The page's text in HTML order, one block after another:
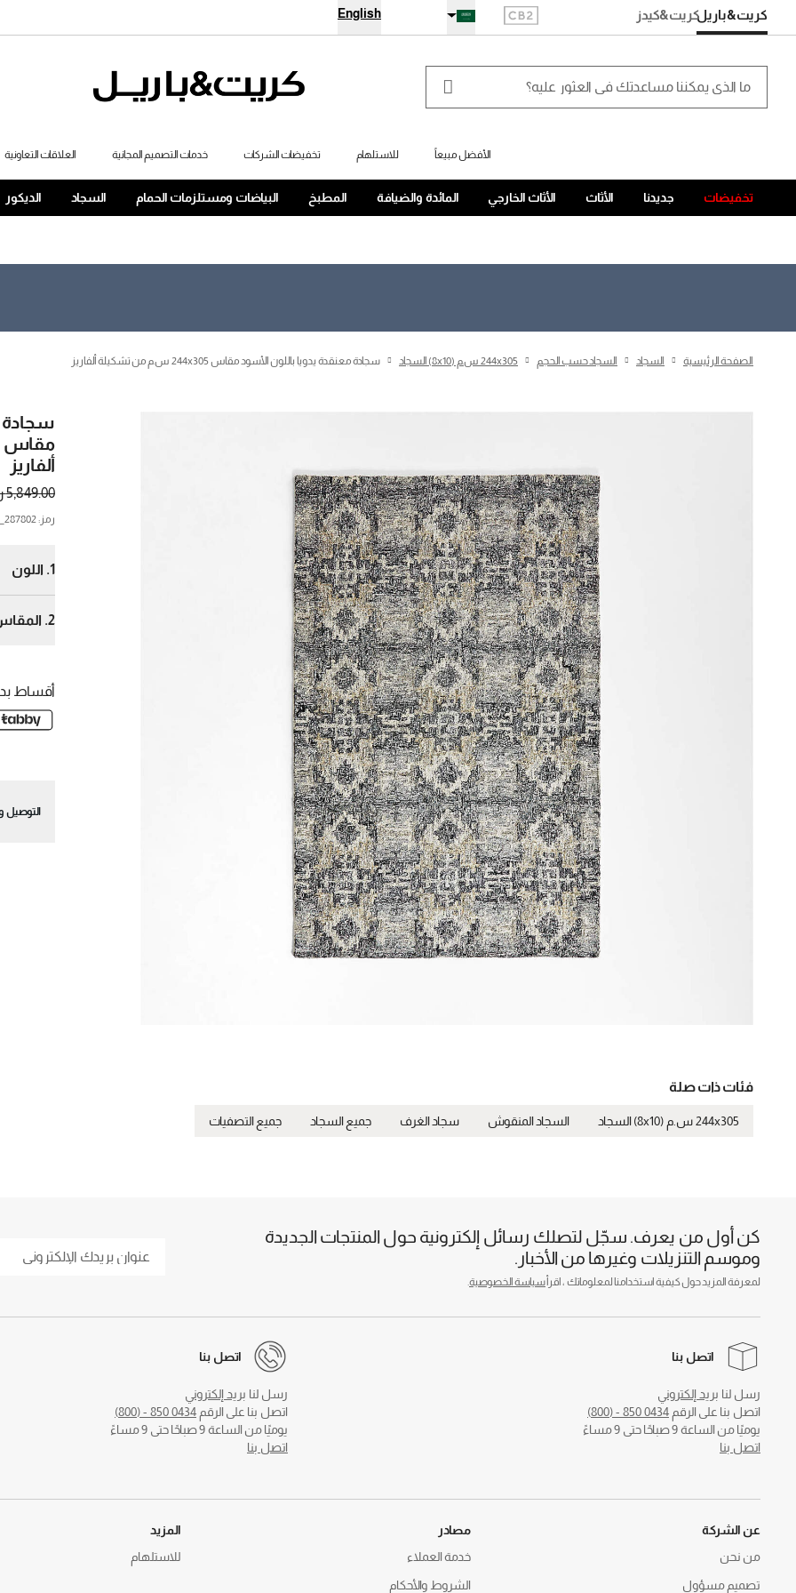
English
الأفضل مبيعاً للاستلهام تخفيضات الشركات خدمات التصميم المجانية العلاقات التعاونية
كريت&باريلكريت&كيدز
تخفيضات جديدنا الأثاث الأثاث الخارجي المائدة والضيافة المطبخ البياضات ومستلزمات الحمام السجاد الديكور
الصفحة الرئيسية السجاد السجاد حسب الحجم 244x305 س.م (8x10) السجاد سجادة معنقدة يدويا باللون الأسود مقاس 244x305 س.م من تشكيلة ألفاريز
سجادة
ألفاريز
5,849.00 ر.س.
رمز:
287802_CNB
1. اللون
2.
9قدم12xقدم
أقساط
التوصيل
فئات ذات صلة
244x305 س.م (8x10) السجاد السجاد المنقوش سجاد الغرف جميع السجاد جميع التصفيات
كن أول من يعرف. سجّل لتصلك رسائل إلكترونية حول المنتجات الجديدة
وموسم التنزيلات وغيرها من الأخبار.
لمعرفة المزيد حول كيفية استخدامنا لمعلوماتك ، اقرأسياسة الخصوصية.
اتصل بنا
رسل لنا بريد إلكتروني
اتصل بنا على الرقم 0434 850 - (800)
يوميًا من الساعة 9 صباحًا حتى 9 مساءً
اتصل بنا
اتصل بنا
رسل لنا بريد إلكتروني
اتصل بنا على الرقم 0434 850 - (800)
يوميًا من الساعة 9 صباحًا حتى 9 مساءً
اتصل بنا
عن الشركة
من نحن
تصميم مسؤول
مصادر
خدمة العملاء
الشروط والأحكام
المزيد
للاستلهام